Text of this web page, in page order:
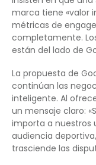
marca tiene «valor
métricas de
completamente.
están del lado de
La propuesta de
continúan las
inteligente. Al
un mensaje claro:
importa a nuestros
audiencia
trasciende las